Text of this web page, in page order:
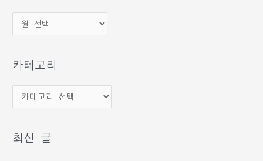
관
카테고리
테
리
최신 글